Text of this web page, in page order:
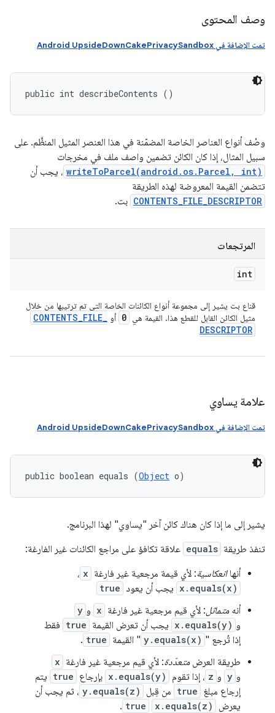
وصف المحتوى
تمت الإضافة في Android UpsideDownCakePrivacySandbox
public int describeContents ()
وصْف أنواع العناصر الخاصة المضمّنة في هذا العنصر المثيل المنظَّم. على
سبيل المثال، إذا كان الكائن تضمين واصف ملف في مخرجات
writeToParcel(android.os.Parcel, int) ، يجب أن
تتضمن القيمة المعروضة لهذه الطريقة
CONTENTS_FILE_DESCRIPTOR بت.
المرتجعات
int
قناع بت يشير إلى مجموعة أنواع الكائنات الخاصة التي تم ترتيبها من خلال
مثيل الكائن القابل للقطع هذا. القيمة هي 0 أو CONTENTS_FILE_
DESCRIPTOR
علامة يساوي
تمت الإضافة في Android UpsideDownCakePrivacySandbox
public boolean equals (Object o)
يشير إلى ما إذا كان هناك كائن آخر "يساوي" لهذا البرنامج.
تنفذ طريقة equals علاقة تكافؤ على مراجع الكائنات غير الفارغة:
أنهاانعكاسية: لأي قيمة مرجعية غير فارغة x ،
x.equals(x) يجب أن يعود true
أنه متماثل: لأي قيم مرجعية غير فارغة x و y
و x.equals(y) يجب أن تعرض القيمة true فقط
إذا تُرجع " y.equals(x) " القيمة true
.
طريقة العرض متعدّدة: لأي قيم مرجعية غير فارغة x
و y و z ، إذا تقوم x.equals(y) بإرجاع true يتم
إرجاع مبلغ true من قِبل y.equals(z) ، ثم يجب أن
يعرض
x.equals(z)
true
.